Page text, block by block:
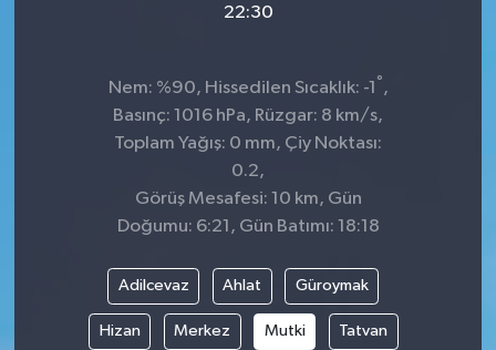
22:30
Nem: %90, Hissedilen Sıcaklık: -1 ° ,
Basınç: 1016 hPa, Rüzgar: 8 km/s,
Toplam Yağış: 0 mm, Çiy Noktası:
0.2,
Görüş Mesafesi: 10 km, Gün
Doğumu: 6:21, Gün Batımı: 18:18
Adilcevaz Ahlat Güroymak
Hizan Merkez Mutki Tatvan